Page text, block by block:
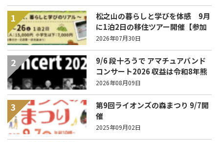
1
松之山の暮らしと学びを体感 9月
に1泊2日の移住ツアー開催【参加
家族募集】
2026年07月30日
2
9/6 段十ろうで アマチュアバンド
コンサート2026 収益は令和8年熊
本地震の被災地支援へ
2026年08月09日
3
第9回ライオンズの森まつり 9/7開
催
2025年09月02日